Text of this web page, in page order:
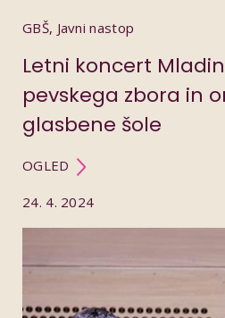
GBŠ, Javni nastop
Letni koncert
pevskega zbora in
glasbene šole
OGLED
24. 4. 2024